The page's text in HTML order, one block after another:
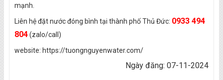
mạnh.
Liên hệ đặt nước đóng bình tại thành phố Thủ Đức: 0933 494
804(zalo/call)
website: https://tuongnguyenwater.com/
Ngày đăng: 07-11-2024